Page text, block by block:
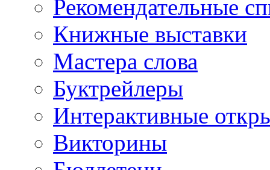
Рекомендательные
Книжные выставки
Мастера слова
Буктрейлеры
Интерактивные
Викторины